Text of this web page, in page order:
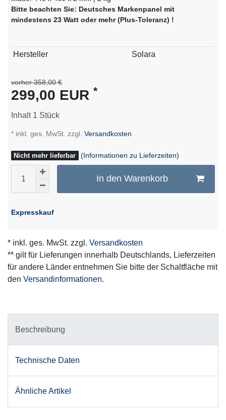
Bitte beachten Sie: Deutsches Markenpanel mit
mindestens 23 Watt oder mehr (Plus-Toleranz) !
Technisches
Wert
Hersteller Solara
vorher 358,00 €
299,00 EUR *
Inhalt 1 Stück
* inkl. ges. MwSt. zzgl. Versandkosten
Nicht mehr lieferbar (Informationen zu Lieferzeiten)
In den Warenkorb
Expresskauf
* inkl. ges. MwSt. zzgl. Versandkosten
** gilt für Lieferungen innerhalb Deutschlands, Lieferzeiten
für andere Länder entnehmen Sie bitte der Schaltfläche mit
den Versandinformationen.
Beschreibung
Technische Daten
Ähnliche Artikel